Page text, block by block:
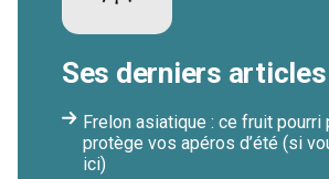
Ses derniers articles
Frelon asiatique : ce fruit pourri
protège vos apéros d’été (si
ici)